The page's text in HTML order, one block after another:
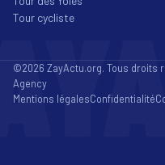
Tour cycliste
©2026 ZayActu.org. Tous droits
Agency
Mentions légalesConfidentialité